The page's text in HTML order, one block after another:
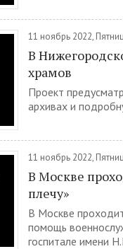
11 ноябрь 2022,
В
храмов
Проект
архивах и
11 ноябрь 2022,
В Москве
плечу»
В Москве
помощь
госпитале имени